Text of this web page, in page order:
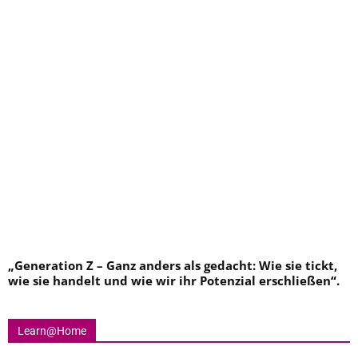
„Generation Z – Ganz anders als gedacht: Wie sie tickt,
wie sie handelt und wie wir ihr Potenzial erschließen“.
Learn@Home